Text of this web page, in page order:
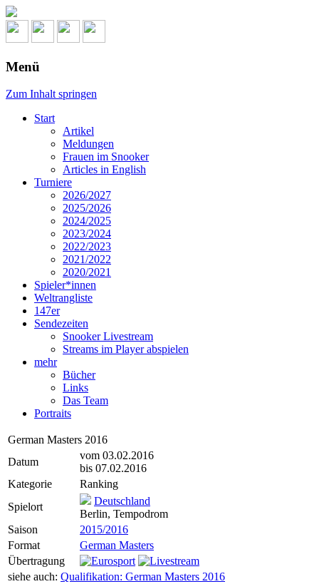
Menü
Zum Inhalt springen
Start
Artikel
Meldungen
Frauen im Snooker
Articles in English
Turniere
2026/2027
2025/2026
2024/2025
2023/2024
2022/2023
2021/2022
2020/2021
Spieler*innen
Weltrangliste
147er
Sendezeiten
Snooker Livestream
Streams im Player abspielen
mehr
Bücher
Links
Das Team
Portraits
German Masters 2016
Datum
vom 03.02.2016
bis 07.02.2016
Kategorie
Ranking
Spielort
Deutschland
Berlin, Tempodrom
Saison
2015/2016
Format
German Masters
Übertragung
siehe auch: Qualifikation: German Masters 2016